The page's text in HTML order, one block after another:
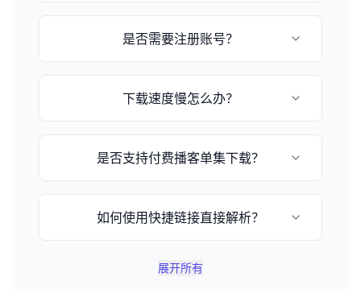
目ID] 或 https://podcasts.apple.com/[国
家]/podcast/[播客名称]/id[播客ID]
MP3或M4A格式。是否需要注册账号？
下载速度慢怎么办？
心等待或稍后重试。
是否支持付费播客单集下载？
提供付费单集下载解析功能。
如何使用快捷链接直接解析？
您可以在网址后加上 `?q=小宇宙链接`，例如
展开所有